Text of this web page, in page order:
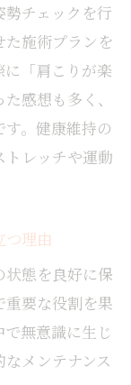
和と姿勢ケ
個別対応と
の相乗効果
対策の具体
ローチ
維持に効果
践法
チェックを行
施術プランを
「肩こりが楽
感想も多く、
。健康維持の
レッチや運動
つ理由
態を良好に保
要な役割を果
無意識に生じ
メンテナンス